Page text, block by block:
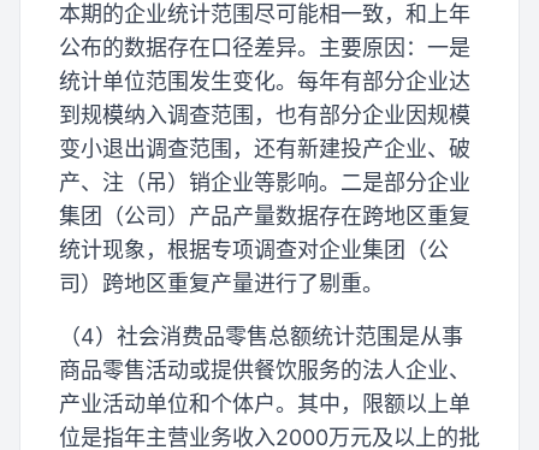
本期的企业统计范围尽可能相一致，和上年
公布的数据存在口径差异。主要原因：一是
统计单位范围发生变化。每年有部分企业达
到规模纳入调查范围，也有部分企业因规模
变小退出调查范围，还有新建投产企业、破
产、注（吊）销企业等影响。二是部分企业
集团（公司）产品产量数据存在跨地区重复
统计现象，根据专项调查对企业集团（公
司）跨地区重复产量进行了剔重。
（4）社会消费品零售总额统计范围是从事
商品零售活动或提供餐饮服务的法人企业、
产业活动单位和个体户。其中，限额以上单
位是指年主营业务收入2000万元及以上的批